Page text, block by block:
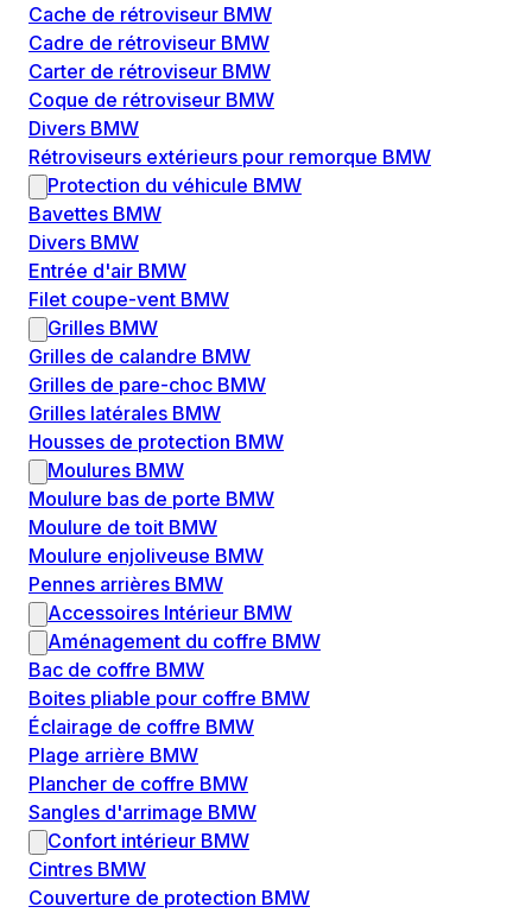
Cache de rétroviseur BMW
Cadre de rétroviseur BMW
Carter de rétroviseur BMW
Coque de rétroviseur BMW
Divers BMW
Rétroviseurs extérieurs pour remorque BMW
Protection du véhicule BMW
Bavettes BMW
Divers BMW
Entrée d'air BMW
Filet coupe-vent BMW
Grilles BMW
Grilles de calandre BMW
Grilles de pare-choc BMW
Grilles latérales BMW
Housses de protection BMW
Moulures BMW
Moulure bas de porte BMW
Moulure de toit BMW
Moulure enjoliveuse BMW
Pennes arrières BMW
Accessoires Intérieur BMW
Aménagement du coffre BMW
Bac de coffre BMW
Boites pliable pour coffre BMW
Éclairage de coffre BMW
Plage arrière BMW
Plancher de coffre BMW
Sangles d'arrimage BMW
Confort intérieur BMW
Cintres BMW
Couverture de protection BMW